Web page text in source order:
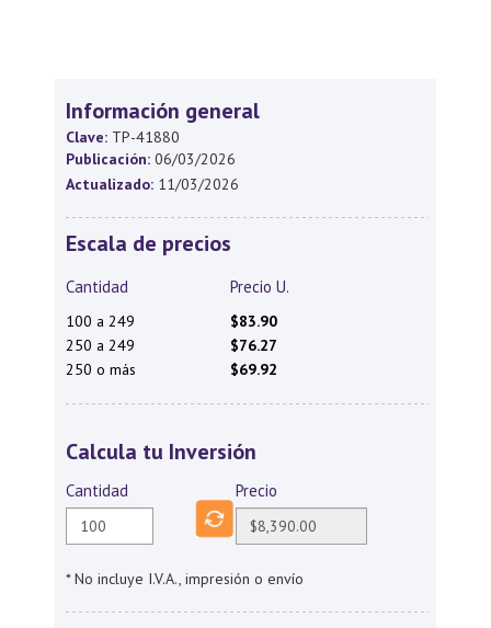
Información general
Clave: TP-41880
Publicación: 06/03/2026
Actualizado: 11/03/2026
Escala de precios
Cantidad Precio U.
100 a 249
$83.90
250 a 249
$76.27
250 o más
$69.92
Calcula tu Inversión
Cantidad Precio
* No incluye I.V.A., impresión o envío